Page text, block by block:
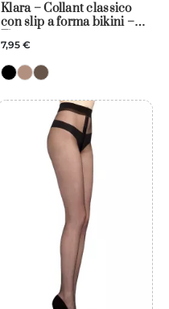
Klara – Collant classico
con slip a forma bikini –
7,95 €